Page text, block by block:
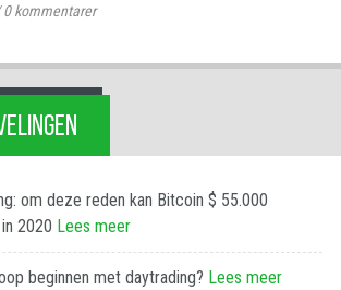
0kommentarer
om deze reden kan Bitcoin $ 55.000
2020 Lees meer
beginnen met daytrading? Lees meer